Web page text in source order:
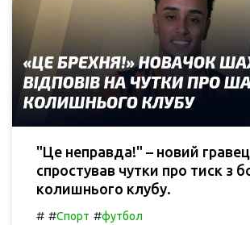
"Це неправда!" – новий
спростував чутки про тиск з
колишнього клубу.
# #Спорт #футбол